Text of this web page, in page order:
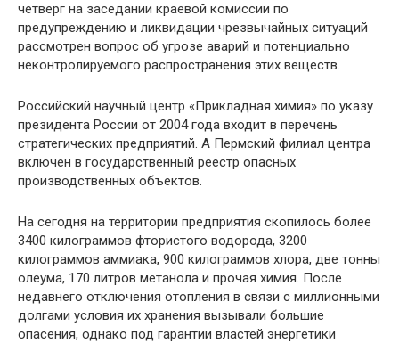
четверг на заседании краевой комиссии по
предупреждению и ликвидации чрезвычайных ситуаций
рассмотрен вопрос об угрозе аварий и потенциально
неконтролируемого распространения этих веществ.
Российский научный центр «Прикладная химия» по указу
президента России от 2004 года входит в перечень
стратегических предприятий. А Пермский филиал центра
включен в государственный реестр опасных
производственных объектов.
На сегодня на территории предприятия скопилось более
3400 килограммов фтористого водорода, 3200
килограммов аммиака, 900 килограммов хлора, две тонны
олеума, 170 литров метанола и прочая химия. После
недавнего отключения отопления в связи с миллионными
долгами условия их хранения вызывали большие
опасения, однако под гарантии властей энергетики